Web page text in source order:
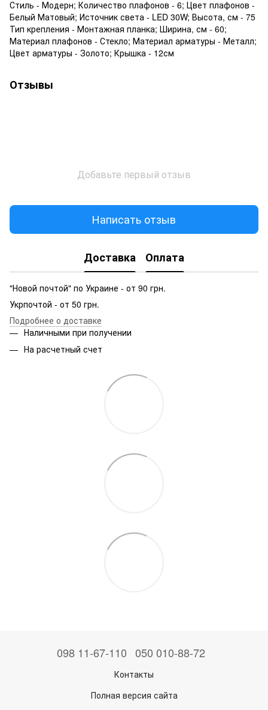
Стиль - Модерн; Количество плафонов - 6; Цвет плафонов -
Белый Матовый; Источник света - LED 30W; Высота, см - 75
Тип крепления - Монтажная планка; Ширина, см - 60;
Материал плафонов - Стекло; Материал арматуры - Металл;
Цвет арматуры - Золото; Крышка - 12см
Отзывы
Добавьте первый отзыв
Написать отзыв
Доставка Оплата
"Новой почтой" по Украине - от 90 грн.
Укрпочтой - от 50 грн.
Подробнее о доставке
Наличными при получении
На расчетный счет
098 11-67-110 050 010-88-72
Контакты
Полная версия сайта